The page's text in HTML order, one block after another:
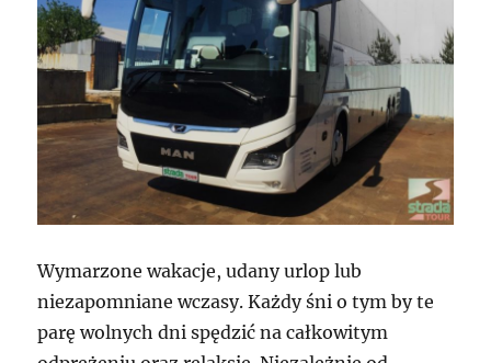
Wymarzone wakacje, udany urlop lub
niezapomniane wczasy. Każdy śni o tym by te
parę wolnych dni spędzić na całkowitym